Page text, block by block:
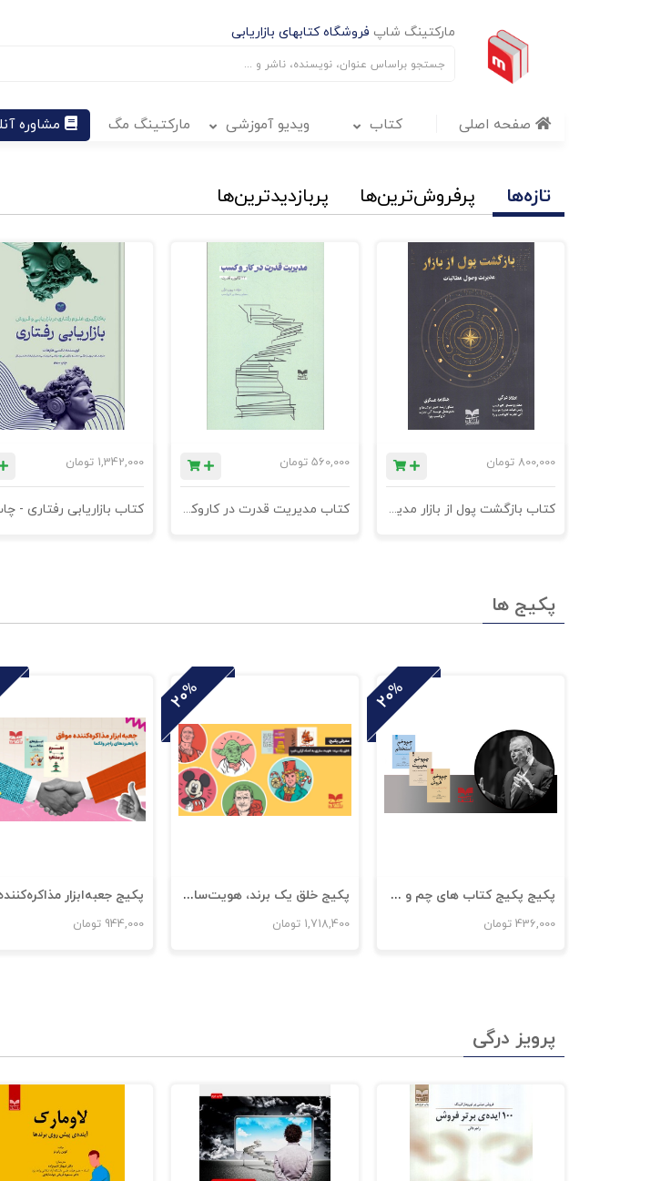
مارکتینگ شاپ فروشگاه کتابهای بازاریابی
صفحه اصلی کتاب ویدیو آموزشی مارکتینگ مگ مشاوره
تازه‌ها پرفروش‌ترین‌ها پربازدید‌ترین‌ها
800,000 تومان
کتاب بازگشت پول از بازار مدیریت وصول مطالبات
560,000 تومان
کتاب مدیریت قدرت در کاروکسب
1,342,000 تومان
پکیج ها
20%
پکیج پکیج کتاب های چم و خم موفقیت سازمانی
436,000 تومان
20%
پکیج خلق یک برند، هویت‌سازی با کمک آرکی‌تایپ
1,718,400 تومان 944,000 تومان
پرویز درگی